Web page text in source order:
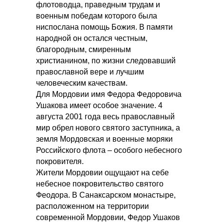
флотоводца, праведным трудам и
военным победам которого была
ниспослана помощь Божия. В памяти
народной он остался честным,
благородным, смиренным
христианином, по жизни следовавший
православной вере и лучшим
человеческим качествам.
Для Мордовии имя Федора Федоровича
Ушакова имеет особое значение. 4
августа 2001 года весь православный
мир обрел нового святого заступника, а
земля Мордовская и военные моряки
Российского флота – особого небесного
покровителя.
Жители Мордовии ощущают на себе
небесное покровительство святого
Феодора. В Санаксарском монастыре,
расположенном на территории
современной Мордовии, Федор Ушаков